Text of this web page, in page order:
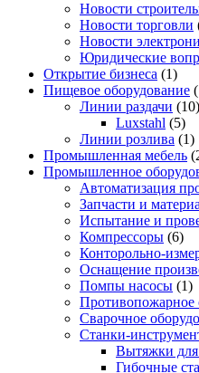
Новости
Новости торговли
Новости
Юридические
Открытие бизнеса (1)
Пищевое оборудование
Линии раздачи (10)
Luxstahl (5)
Линии розлива (1)
Промышленная мебель
Промышленное
Автоматизация
Запчасти и
Испытание и
Компрессоры (6)
Конторольно-
Оснащение
Помпы насосы (1)
Противопожарное
Сварочное
Станки-
Вытяжки
Гибочные